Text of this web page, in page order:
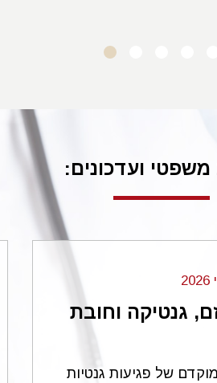
משפטי ועדכונים:
גנטיקה וחובת
של פגיעות גנטיות